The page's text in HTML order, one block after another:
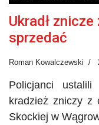
Ukradł
sprzedać
Roman Kowalczewski
Policjanci ustalili
kradzież zniczy z
Skockiej w